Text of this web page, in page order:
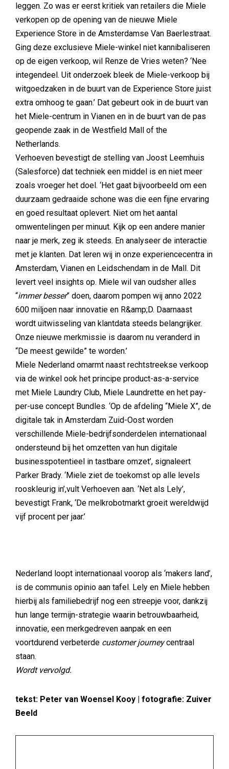
leggen. Zo was er eerst kritiek van retailers die Miele
verkopen op de opening van de nieuwe Miele
Experience Store in de Amsterdamse Van Baerlestraat.
Ging deze exclusieve Miele-winkel niet kannibaliseren
op de eigen verkoop, wil Renze de Vries weten? ‘Nee
integendeel. Uit onderzoek bleek de Miele-verkoop bij
witgoedzaken in de buurt van de Experience Store juist
extra omhoog te gaan.’ Dat gebeurt ook in de buurt van
het Miele-centrum in Vianen en in de buurt van de pas
geopende zaak in de Westfield Mall of the
Netherlands.
Verhoeven bevestigt de stelling van Joost Leemhuis
(Salesforce) dat techniek een middel is en niet meer
zoals vroeger het doel. ‘Het gaat bijvoorbeeld om een
duurzaam gedraaide schone was die een fijne ervaring
en goed resultaat oplevert. Niet om het aantal
omwentelingen per minuut. Kijk op een andere manier
naar je merk, zeg ik steeds. En analyseer de interactie
met je klanten. Dat leren wij in onze experiencecentra in
Amsterdam, Vianen en Leidschendam in de Mall. Dit
levert veel insights op. Miele wil van oudsher alles
“immer besser” doen, daarom pompen wij anno 2022
600 miljoen naar innovatie en R&amp;D. Daarnaast
wordt uitwisseling van klantdata steeds belangrijker.
Onze nieuwe merkmissie is daarom nu veranderd in
“De meest gewilde” te worden.’
Miele Nederland omarmt naast rechtstreekse verkoop
via de winkel ook het principe product-as-a-service
met Miele Laundry Club, Miele Laundrette en het pay-
per-use concept Bundles. ‘Op de afdeling “Miele X”, de
digitale tak in Amsterdam Zuid-Oost worden
verschillende Miele-bedrijfsonderdelen internationaal
ondersteund bij het omzetten van hun digitale
businesspotentieel in tastbare omzet’, signaleert
Parker Brady. ‘Miele ziet de toekomst op alle levels
rooskleurig in’,vult Verhoeven aan. ‘Net als Lely’,
bevestigt Frank, ‘De melkrobotmarkt groeit wereldwijd
vijf procent per jaar.’
Nederland loopt internationaal voorop als ‘makers land’,
is de communis opinio aan tafel. Lely en Miele hebben
hierbij als familiebedrijf nog een streepje voor, dankzij
hun lange termijn-strategie waarin betrouwbaarheid,
innovatie, een merkgedreven aanpak en een
voortdurend verbeterde customer journeycentraal
staan.
Wordt vervolgd.
tekst: Peter van Woensel Kooy | fotografie: Zuiver
Beeld